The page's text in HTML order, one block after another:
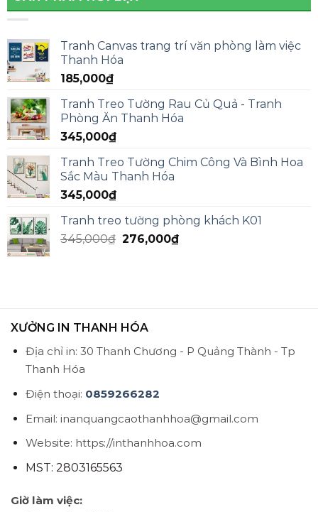
Tranh Canvas trang trí văn phòng làm việc
Thanh Hóa
185,000₫
Tranh Treo Tường Rau Củ Quả - Tranh
Phòng Ăn Thanh Hóa
345,000₫
Tranh Treo Tường Chim Công Và Bình Hoa
Sắc Màu Thanh Hóa
345,000₫
Tranh treo tường phòng khách K01
345,000₫ 276,000₫
XƯỞNG IN THANH HÓA
Địa chỉ in: 30 Thanh Chương - P Quảng Thành - Tp
Thanh Hóa
Điện thoại: 0859266282
Email: inanquangcaothanhhoa@gmail.com
Website: https://inthanhhoa.com
MST: 2803165563
Giờ làm việc: